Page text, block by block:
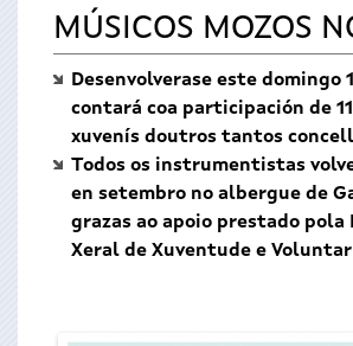
MÚSICOS MOZOS
Desenvolverase este domingo
contará coa participación de
xuvenís doutros tantos
Todos os instrumentistas
en setembro no albergue de
grazas ao apoio prestado pola
Xeral de Xuventude e